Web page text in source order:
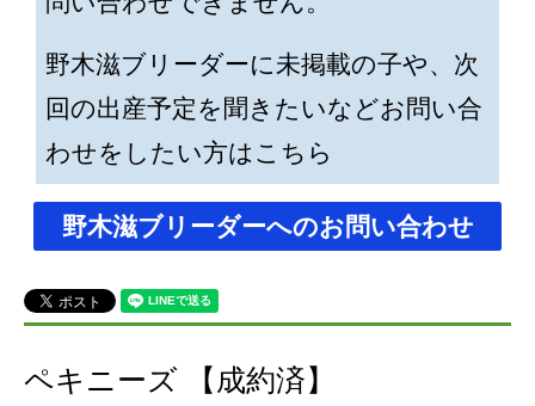
野木滋ブリーダーに未掲載の子や、次
回の出産予定を聞きたいなどお問い合
わせをしたい方はこちら
野木滋ブリーダーへのお問い合わせ
ペキニーズ 【成約済】